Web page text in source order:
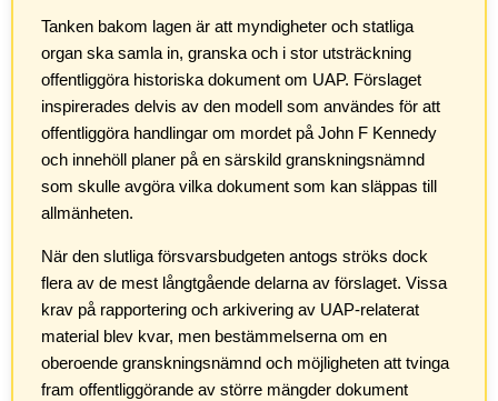
Tanken bakom lagen är att myndigheter och statliga
organ ska samla in, granska och i stor utsträckning
offentliggöra historiska dokument om UAP. Förslaget
inspirerades delvis av den modell som användes för att
offentliggöra handlingar om mordet på John F Kennedy
och innehöll planer på en särskild granskningsnämnd
som skulle avgöra vilka dokument som kan släppas till
allmänheten.
När den slutliga försvarsbudgeten antogs ströks dock
flera av de mest långtgående delarna av förslaget. Vissa
krav på rapportering och arkivering av UAP-relaterat
material blev kvar, men bestämmelserna om en
oberoende granskningsnämnd och möjligheten att tvinga
fram offentliggörande av större mängder dokument